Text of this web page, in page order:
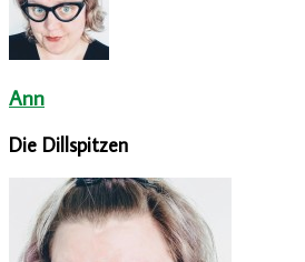
Ann
Die Dillspitzen